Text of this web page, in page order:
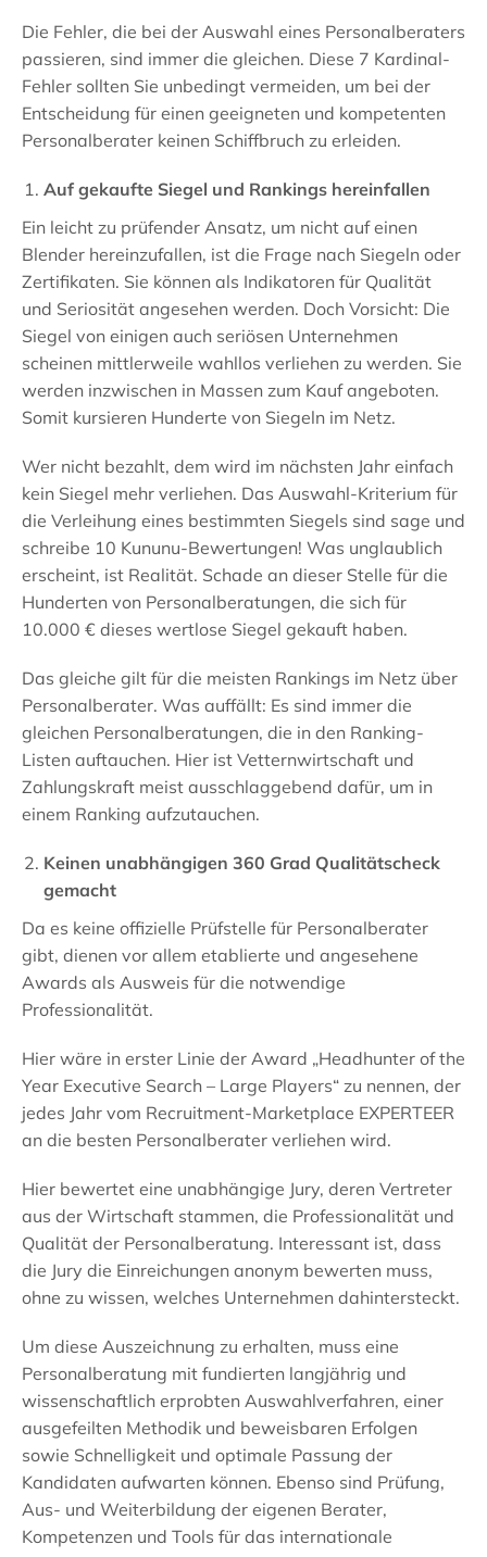
Die Fehler, die bei der Auswahl eines Personalberaters
passieren, sind immer die gleichen. Diese 7 Kardinal-
Fehler sollten Sie unbedingt vermeiden, um bei der
Entscheidung für einen geeigneten und kompetenten
Personalberater keinen Schiffbruch zu erleiden.
Auf gekaufte Siegel und Rankings hereinfallen
Ein leicht zu prüfender Ansatz, um nicht auf einen
Blender hereinzufallen, ist die Frage nach Siegeln oder
Zertifikaten. Sie können als Indikatoren für Qualität
und Seriosität angesehen werden. Doch Vorsicht: Die
Siegel von einigen auch seriösen Unternehmen
scheinen mittlerweile wahllos verliehen zu werden. Sie
werden inzwischen in Massen zum Kauf angeboten.
Somit kursieren Hunderte von Siegeln im Netz.
Wer nicht bezahlt, dem wird im nächsten Jahr einfach
kein Siegel mehr verliehen. Das Auswahl-Kriterium für
die Verleihung eines bestimmten Siegels sind sage und
schreibe 10 Kununu-Bewertungen! Was unglaublich
erscheint, ist Realität. Schade an dieser Stelle für die
Hunderten von Personalberatungen, die sich für
10.000 € dieses wertlose Siegel gekauft haben.
Das gleiche gilt für die meisten Rankings im Netz über
Personalberater. Was auffällt: Es sind immer die
gleichen Personalberatungen, die in den Ranking-
Listen auftauchen. Hier ist Vetternwirtschaft und
Zahlungskraft meist ausschlaggebend dafür, um in
einem Ranking aufzutauchen.
Keinen unabhängigen 360 Grad Qualitätscheck
gemacht
Da es keine offizielle Prüfstelle für Personalberater
gibt, dienen vor allem etablierte und angesehene
Awards als Ausweis für die notwendige
Professionalität.
Hier wäre in erster Linie der Award „Headhunter of the
Year Executive Search – Large Players“ zu nennen, der
jedes Jahr vom Recruitment-Marketplace EXPERTEER
an die besten Personalberater verliehen wird.
Hier bewertet eine unabhängige Jury, deren Vertreter
aus der Wirtschaft stammen, die Professionalität und
Qualität der Personalberatung. Interessant ist, dass
die Jury die Einreichungen anonym bewerten muss,
ohne zu wissen, welches Unternehmen dahintersteckt.
Um diese Auszeichnung zu erhalten, muss eine
Personalberatung mit fundierten langjährig und
wissenschaftlich erprobten Auswahlverfahren, einer
ausgefeilten Methodik und beweisbaren Erfolgen
sowie Schnelligkeit und optimale Passung der
Kandidaten aufwarten können. Ebenso sind Prüfung,
Aus- und Weiterbildung der eigenen Berater,
Kompetenzen und Tools für das internationale